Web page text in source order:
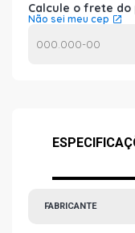
Calcule o frete do
Não sei meu cep
FABRICANTE